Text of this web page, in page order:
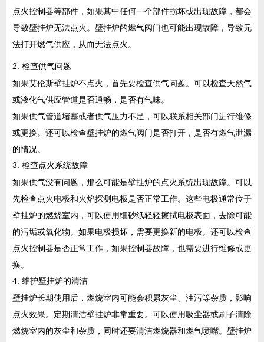
点火控制器等部件，如果其中任何一个部件损坏或出现故障，都会
导致壁挂炉无法点火。壁挂炉的燃气阀门也可能出现故障，导致无
法打开燃气供应，从而无法点火。
2. 检查供气问题
如果艾伦斯壁挂炉不点火，首先要检查供气问题。可以检查天然气
或液化气供应管道是否通畅，是否有气味。
如果供气管道堵塞或者供气压力不足，可以联系相关部门进行维修
或更换。还可以检查壁挂炉的燃气阀门是否打开，是否有燃气泄漏
的情况。
3. 检查点火系统故障
如果供气没有问题，那么可能是壁挂炉的点火系统出现故障。可以
先检查点火电极和火焰探测电极是否正常工作。这些电极通常位于
壁挂炉的燃烧室内，可以使用细砂纸轻轻擦拭电极表面，去除可能
的污垢或氧化物。如果电极损坏，需要更换新的电极。还可以检查
点火控制器是否正常工作，如果控制器故障，也需要进行维修或更
换。
4. 维护壁挂炉的清洁
壁挂炉长期使用后，燃烧室内可能会积累灰尘、油污等杂质，影响
点火效果。定期清洁壁挂炉非常重要。可以使用吸尘器或刷子清除
燃烧室内的灰尘和杂质，同时还要清洁燃烧器和燃气喷嘴。壁挂炉